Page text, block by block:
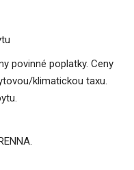
povinné poplatky. Ceny
klimatickou taxu.